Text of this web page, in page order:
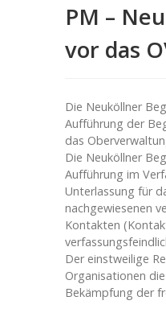
PM –
vor das
Die Neuköllner
Aufführung der
das
Die Neuköllner
Aufführung im
Unterlassung für
nachgewiesenen
Kontakten
Der einstweilige
Organisationen
Bekämpfung der